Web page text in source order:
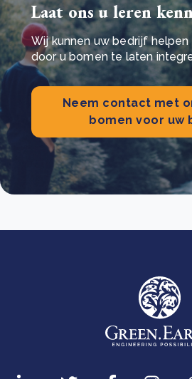
Laat ons u leren
Wij kunnen uw bedrijf
door u bomen te laten
Neem contact met
bomen voor uw